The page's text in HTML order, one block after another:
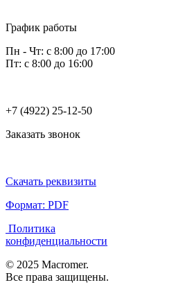
График работы
Пн - Чт: с 8:00 до 17:00
Пт: с 8:00 до 16:00
+7 (4922) 25-12-50
Заказать звонок
Скачать реквизиты
Формат: PDF
Политика
конфиденциальности
© 2025 Macromer.
Все права защищены.